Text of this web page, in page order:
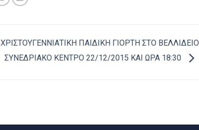
ΧΡΙΣΤΟΥΓΕΝΝΙΑΤΙΚΗ ΠΑΙΔΙΚΗ ΓΙΟΡΤΗ ΣΤΟ ΒΕΛΛΙΔΕΙΟ
ΣΥΝΕΔΡΙΑΚΟ ΚΕΝΤΡΟ 22/12/2015 ΚΑΙ ΩΡΑ 18:30